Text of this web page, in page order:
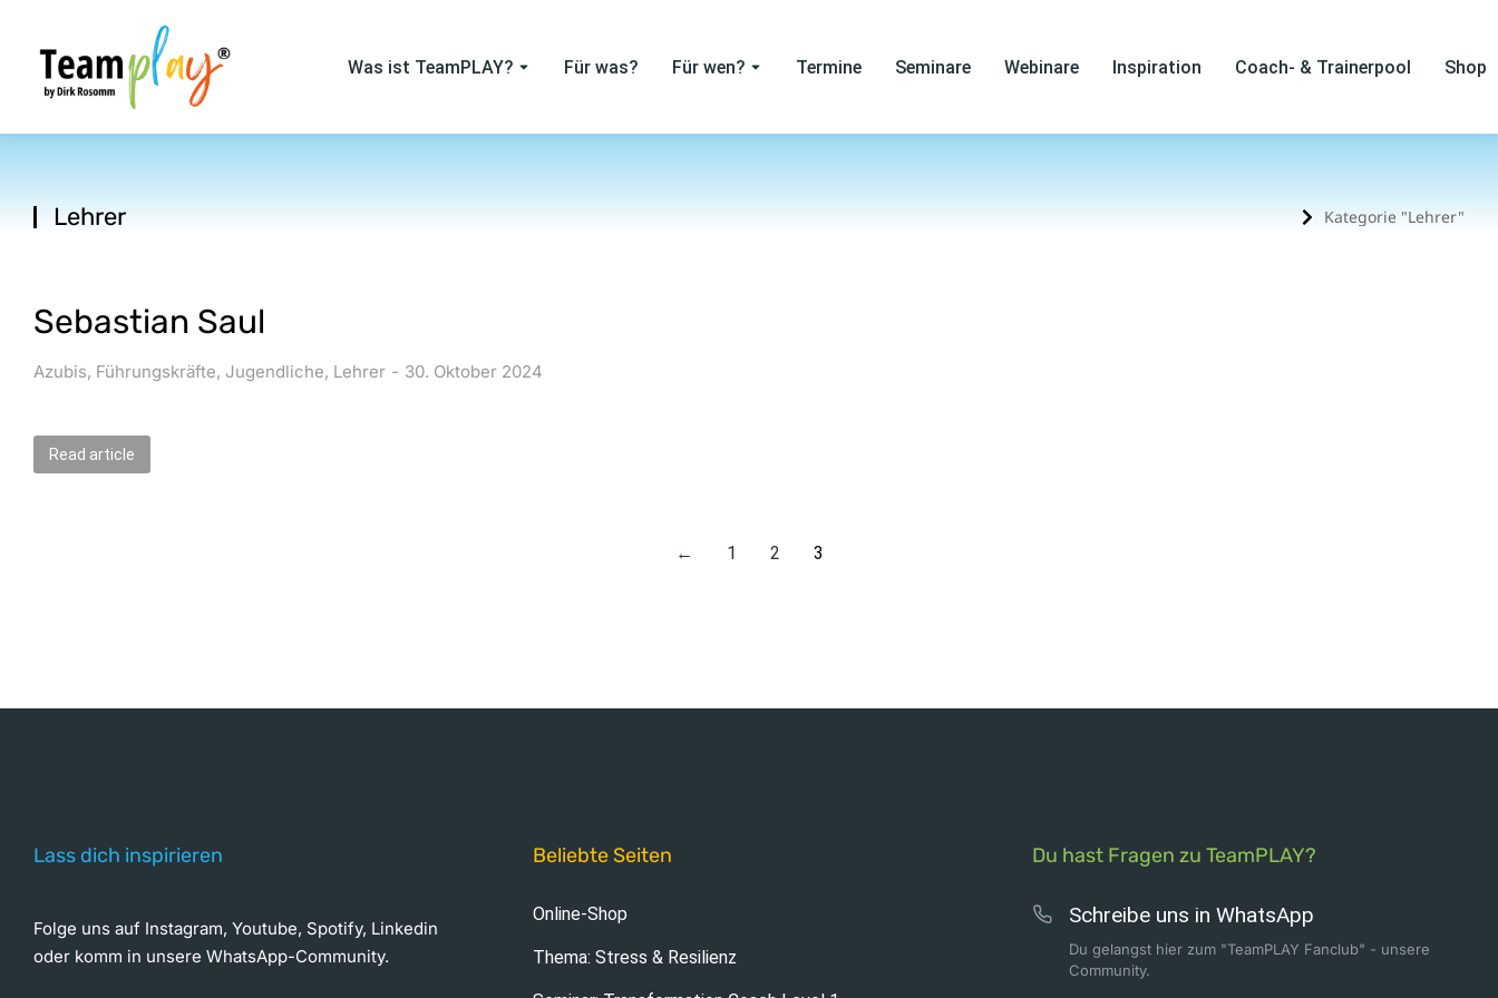
Was ist TeamPLAY? Für was? Für wen? Termine Seminare Webinare Inspiration Coach- & Trainerpool Shop
Lehrer Kategorie "Lehrer"
Sebastian Saul
Azubis, Führungskräfte, Jugendliche, Lehrer 30. Oktober 2024
Read article
← 1 2 3
Lass dich inspirieren
Folge uns auf Instagram, Youtube, Spotify, Linkedin
oder komm in unsere WhatsApp-Community.
Beliebte Seiten
Online-Shop
Thema: Stress & Resilienz
Du hast Fragen zu TeamPLAY?
Schreibe uns in WhatsApp
Du gelangst hier zum "TeamPLAY Fanclub" - unsere
Community.